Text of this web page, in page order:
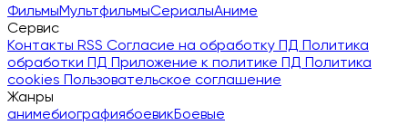
ФильмыМультфильмыСериалыАниме
Сервис
Контакты RSS Согласие на обработку ПД Политика
обработки ПД Приложение к политике ПД Политика
cookies Пользовательское соглашение
Жанры
анимебиографиябоевикБоевые